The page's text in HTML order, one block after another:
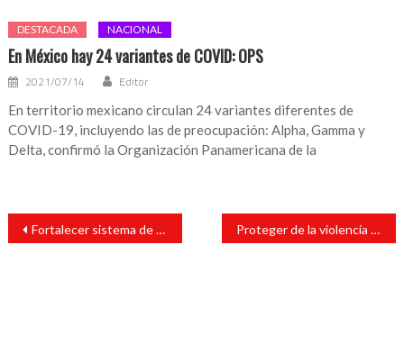
DESTACADA NACIONAL
En México hay 24 variantes de COVID: OPS
2021/07/14 Editor
En territorio mexicano circulan 24 variantes diferentes de
COVID-19, incluyendo las de preocupación: Alpha, Gamma y
Delta, confirmó la Organización Panamericana de la
Navegación
entradas
Fortalecer sistema de salud de Veracruz con tecnología digital, plantea Diputado Proteger de la violencia a adultos mayores, pide Diputada